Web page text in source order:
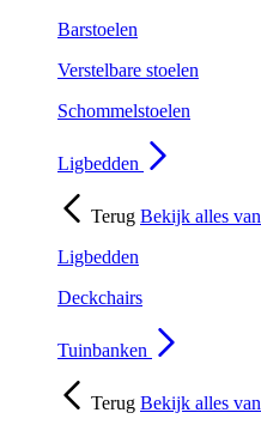
Barstoelen
Verstelbare stoelen
Schommelstoelen
Ligbedden
Terug Bekijk alles van
Ligbedden
Deckchairs
Tuinbanken
Terug Bekijk alles van